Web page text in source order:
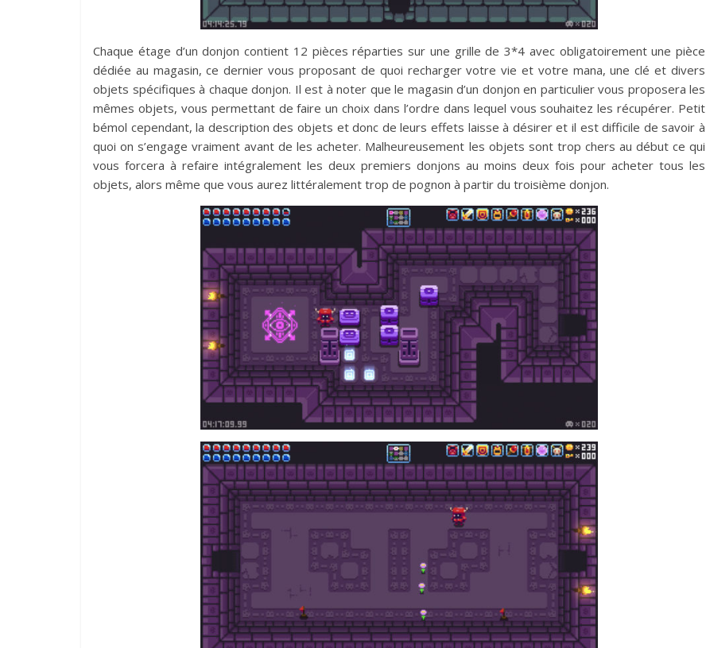
Chaque étage d’un donjon contient 12 pièces réparties sur une grille de 3*4 avec obligatoirement une pièce
dédiée au magasin, ce dernier vous proposant de quoi recharger votre vie et votre mana, une clé et divers
objets spécifiques à chaque donjon. Il est à noter que le magasin d’un donjon en particulier vous proposera les
mêmes objets, vous permettant de faire un choix dans l’ordre dans lequel vous souhaitez les récupérer. Petit
bémol cependant, la description des objets et donc de leurs effets laisse à désirer et il est difficile de savoir à
quoi on s’engage vraiment avant de les acheter. Malheureusement les objets sont trop chers au début ce qui
vous forcera à refaire intégralement les deux premiers donjons au moins deux fois pour acheter tous les
objets, alors même que vous aurez littéralement trop de pognon à partir du troisième donjon.